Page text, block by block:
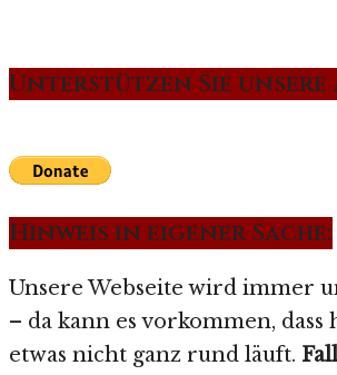
Unterstützen Sie unsere
Hinweis in eigener Sache:
Unsere Webseite wird immer
– da kann es vorkommen, dass
etwas nicht ganz rund läuft.